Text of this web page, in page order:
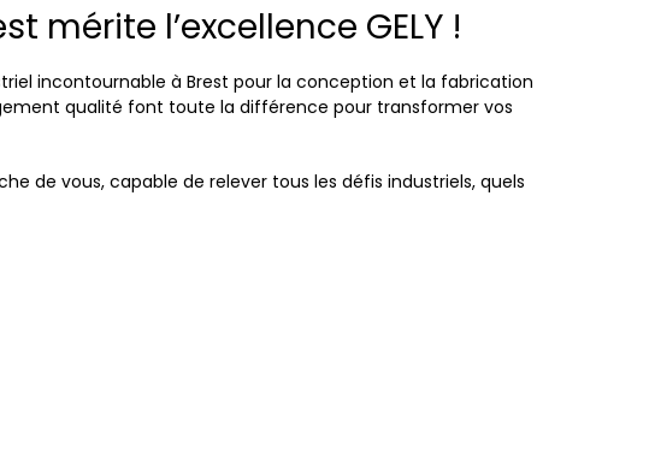
mérite l’excellence GELY !
incontournable à Brest pour la conception et la fabrication
qualité font toute la différence pour transformer vos
de vous, capable de relever tous les défis industriels, quels